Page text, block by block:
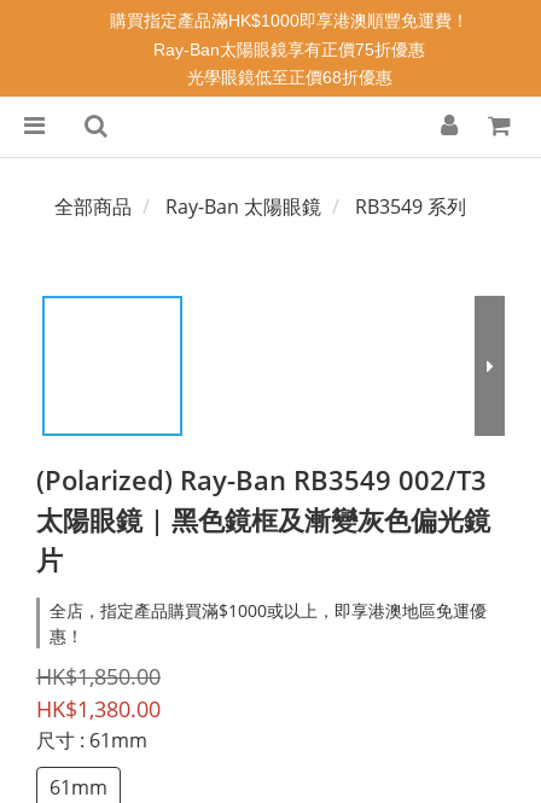
全部商品 Ray-Ban 太陽眼鏡 RB3549 系列
(Polarized) Ray-Ban RB3549 002/T3
太陽眼鏡 | 黑色鏡框及漸變灰色偏光鏡
片
全店，指定產品購買滿$1000或以上，即享港澳地區免運優
惠！
HK$1,850.00
HK$1,380.00
尺寸 : 61mm
61mm
購買指定產品滿HK$1000即享港澳順豐免運費！
Ray-Ban太陽眼鏡享有正價75折優惠
光學眼鏡低至正價68折優惠